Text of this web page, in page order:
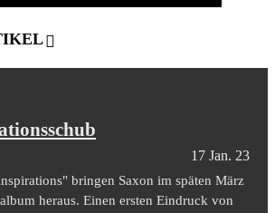
17 Jan. 23
bringen Saxon im späten März
heraus. Einen ersten Eindruck von